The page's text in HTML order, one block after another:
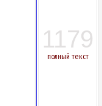
1179
полный текст